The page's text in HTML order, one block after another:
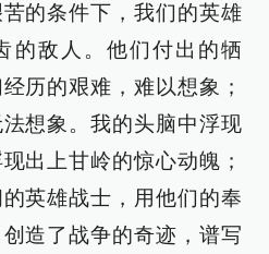
的条件下，我们的英雄
的敌人。他们付出的牺
历的艰难，难以想象；
想象。我的头脑中浮现
出上甘岭的惊心动魄；
英雄战士，用他们的奉
造了战争的奇迹，谱写